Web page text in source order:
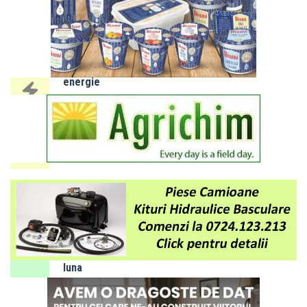
IALOMIȚA:
Întreruperi
programate
energie
electrică
10 - 14
august
SLOBOZIA:
Program
de gardă
farmacii -
luna
AUGUST